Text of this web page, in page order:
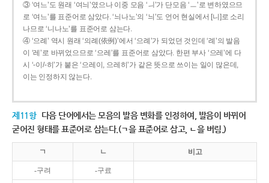
③ ‘여느’도 원래 ‘여늬’였으나 이중 모음 ‘ㅢ’가 단모음 ‘ㅡ’로 변하였으므
로 ‘여느’를 표준어로 삼았다. ‘늬나노’의 ‘늬’도 언어 현실에서 [니]로 소리
나므로 ‘니나노’를 표준어로 삼는다.
④ ‘으례’ 역시 원래 ‘의례(依例)’에서 ‘으례’가 되었던 것인데 ‘례’의 발음
이 ‘레’로 바뀌었으므로 ‘으레’를 표준어로 삼았다. 한편 부사 ‘으레’에 다
시 ‘-이/-히’가 붙은 ‘으레이, 으레히’가 같은 뜻으로 쓰이는 일이 많은데,
이는 인정하지 않는다.
제11항 다음 단어에서는 모음의 발음 변화를 인정하여, 발음이 바뀌어
굳어진 형태를 표준어로 삼는다.(ㄱ을 표준어로 삼고, ㄴ을 버림.)
ㄱ ㄴ 비고
-구려 -구료